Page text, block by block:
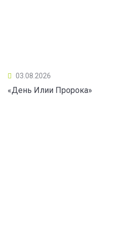
03.08.2026
«День Илии Пророка»